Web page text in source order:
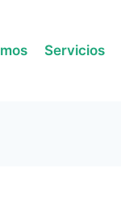
Servicios